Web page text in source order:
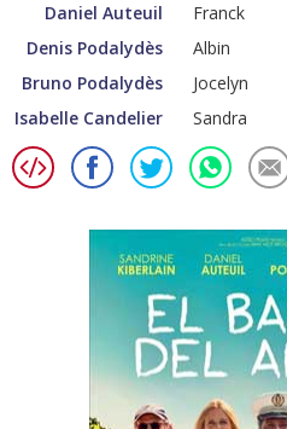
Daniel Auteuil
Franck
Denis Podalydès
Albin
Bruno Podalydès
Jocelyn
Isabelle Candelier
Sandra